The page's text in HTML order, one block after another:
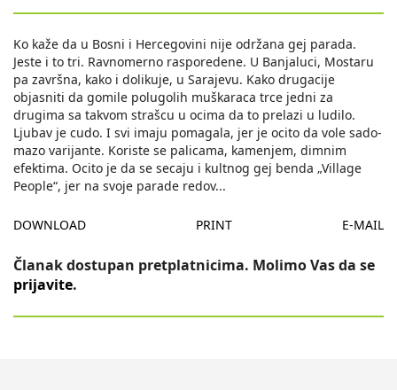
Ko kaže da u Bosni i Hercegovini nije održana gej parada.
Jeste i to tri. Ravnomerno rasporedene. U Banjaluci, Mostaru
pa završna, kako i dolikuje, u Sarajevu. Kako drugacije
objasniti da gomile polugolih muškaraca trce jedni za
drugima sa takvom strašcu u ocima da to prelazi u ludilo.
Ljubav je cudo. I svi imaju pomagala, jer je ocito da vole sado-
mazo varijante. Koriste se palicama, kamenjem, dimnim
efektima. Ocito je da se secaju i kultnog gej benda „Village
People“, jer na svoje parade redov...
DOWNLOAD PRINT E-MAIL
Članak dostupan pretplatnicima. Molimo Vas da se
prijavite.